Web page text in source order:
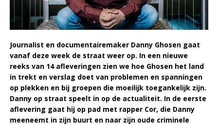
Journalist en documentairemaker Danny Ghosen gaat
vanaf deze week de straat weer op. In een nieuwe
reeks van 14 afleveringen zien we hoe Ghosen het land
in trekt en verslag doet van problemen en spanningen
op plekken en bij groepen die moeilijk toegankelijk zijn.
Danny op straat speelt in op de actualiteit. In de eerste
aflevering gaat hij op pad met rapper Cor, die Danny
meeneemt in zijn buurt en naar zijn oude criminele